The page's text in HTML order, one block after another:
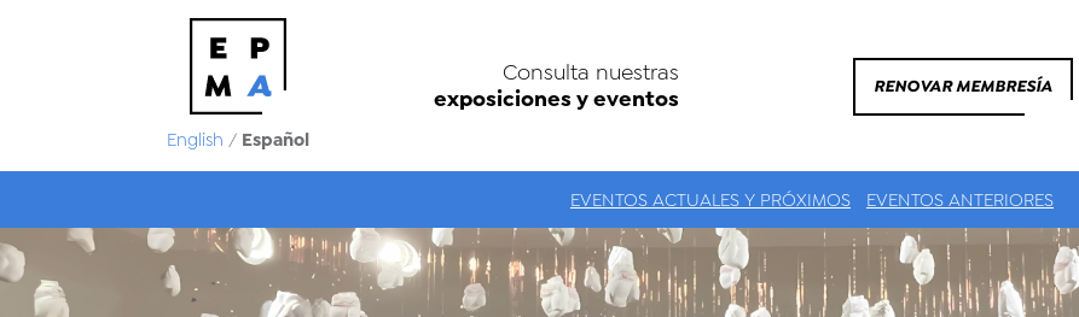
English / Español
Consulta nuestras
exposiciones y eventos RENOVAR MEMBRESÍA
EVENTOS ACTUALES Y PRÓXIMOS EVENTOS ANTERIORES